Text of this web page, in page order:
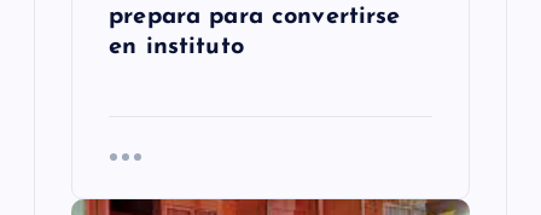
prepara para convertirse
en instituto